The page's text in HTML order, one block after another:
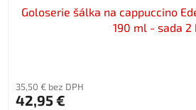
Goloserie šálka na cappuccino
190 ml - sada 2
35,50 € bez DPH
42,95 €